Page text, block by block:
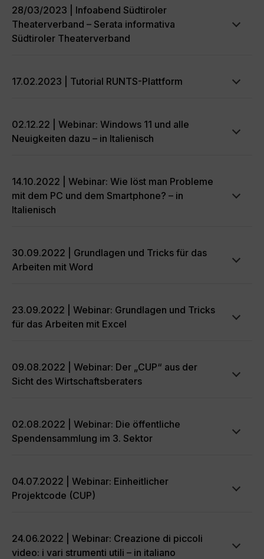
28/03/2023 | Infoabend Südtiroler
Theaterverband – Serata informativa
Südtiroler Theaterverband
17.02.2023 | Tutorial RUNTS-Plattform
02.12.22 | Webinar: Windows 11 und alle
Neuigkeiten dazu – in Italienisch
14.10.2022 | Webinar: Wie löst man Probleme
mit dem PC und dem Smartphone? – in
Italienisch
30.09.2022 | Grundlagen und Tricks für das
Arbeiten mit Word
23.09.2022 | Webinar: Grundlagen und Tricks
für das Arbeiten mit Excel
09.08.2022 | Webinar: Der „CUP“ aus der
Sicht des Wirtschaftsberaters
02.08.2022 | Webinar: Die öffentliche
Spendensammlung im 3. Sektor
04.07.2022 | Webinar: Einheitlicher
Projektcode (CUP)
24.06.2022 | Webinar: Creazione di piccoli
video: i vari strumenti utili – in italiano